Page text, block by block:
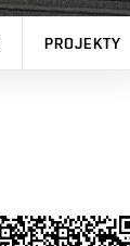
PROJEKTY